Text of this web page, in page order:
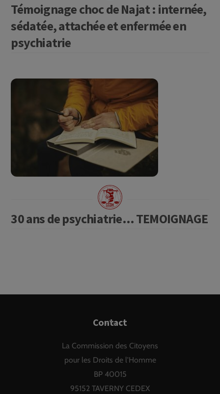
Témoignage choc de Najat : internée,
sédatée, attachée et enfermée en
psychiatrie
30 ans de psychiatrie… TEMOIGNAGE
Back
Top
Contact
La Commission des Citoyens
pour les Droits de l'Homme
BP 40015
95152 TAVERNY CEDEX